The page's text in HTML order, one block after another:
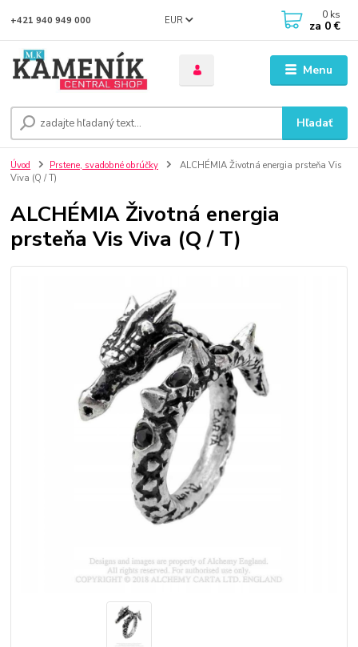
Menu
EUR
Hľadať
+421 940 949 000 0 ks
za 0 €
Úvod Prstene, svadobné obrúčky
ALCHÉMIA Životná energia prsteňa Vis
Viva (Q / T)
ALCHÉMIA Životná energia
prsteňa Vis Viva (Q / T)